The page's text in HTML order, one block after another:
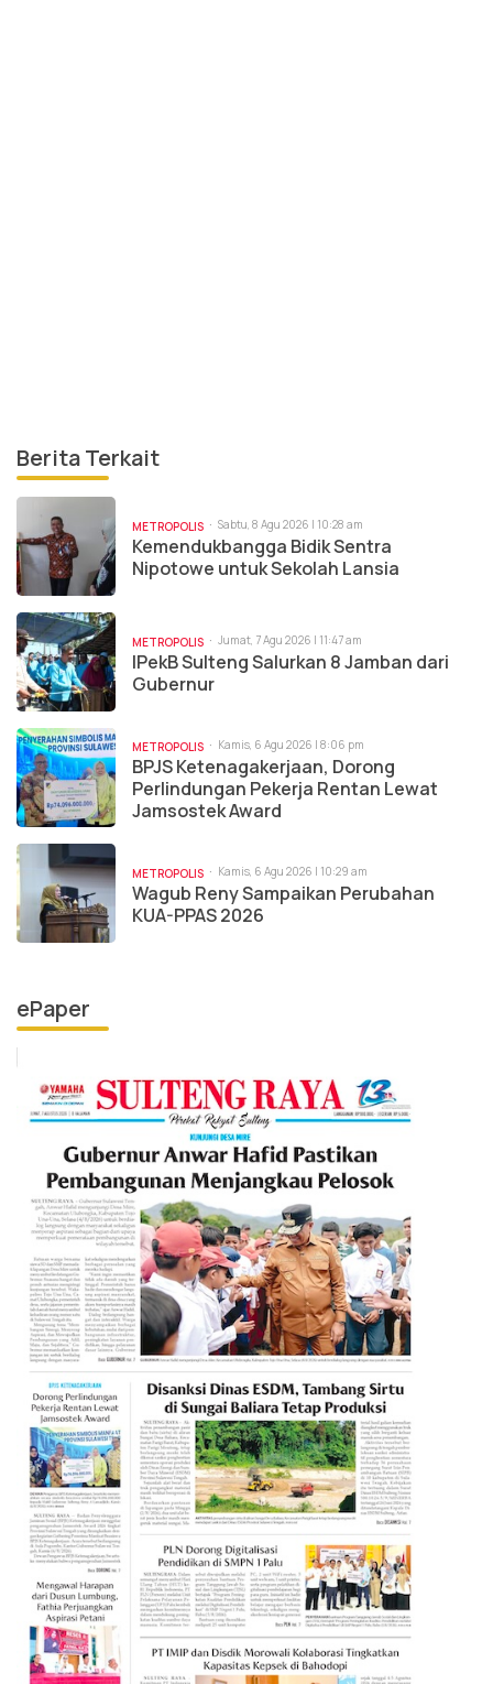
Berita Terkait
METROPOLIS Sabtu, 8 Agu 2026 | 10:28 am
Kemendukbangga Bidik Sentra
Nipotowe untuk Sekolah Lansia
METROPOLIS Jumat, 7 Agu 2026 | 11:47 am
IPekB Sulteng Salurkan 8 Jamban dari
Gubernur
METROPOLIS Kamis, 6 Agu 2026 | 8:06 pm
BPJS Ketenagakerjaan, Dorong
Perlindungan Pekerja Rentan Lewat
Jamsostek Award
METROPOLIS Kamis, 6 Agu 2026 | 10:29 am
Wagub Reny Sampaikan Perubahan
KUA-PPAS 2026
ePaper